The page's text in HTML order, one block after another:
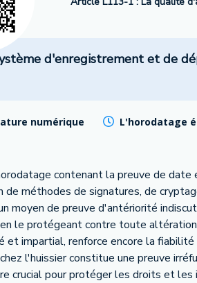
d'enregistrement et de
numérique L'horodatage
contenant la preuve de
de méthodes de signatures, de
moyen de preuve d'antériorité
le protégeant contre toute
et impartial, renforce encore la
l'huissier constitue une preuve
crucial pour protéger les droits et les